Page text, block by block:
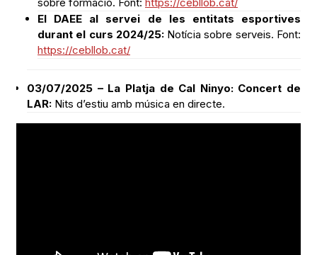
El DAEE al servei de les entitats esportives
durant el curs 2024/25:Notícia sobre serveis. Font:
https://cebllob.cat/
03/07/2025 – La Platja de Cal Ninyo: Concert de
LAR: Nits d’estiu amb música en directe.